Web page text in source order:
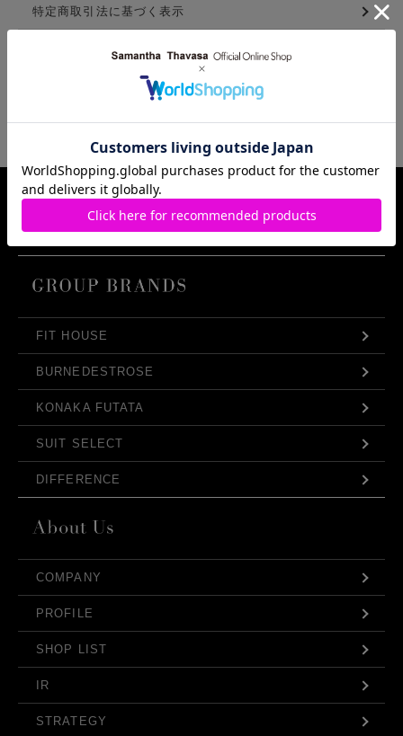
特定商取引法に基づく表示
FIT HOUSE
BURNEDESTROSE
KONAKA FUTATA
SUIT SELECT
DIFFERENCE
COMPANY
PROFILE
SHOP LIST
IR
STRATEGY